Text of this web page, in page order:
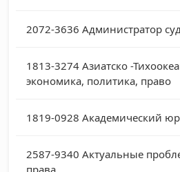
2072-3636 Администратор
1813-3274 Азиатско -
экономика, политика, право
1819-0928 Академический
2587-9340 Актуальные
права